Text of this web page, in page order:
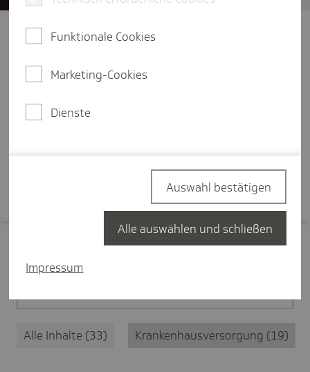
Dafür braucht es eine
medizinischen Anliegens, eine
bessere Koordination.
Alle Inhalte 33 Krankenhausversorgung 19
Funktionale Cookies
Marketing-Cookies
Dienste
Impressum
Auswahl bestätigen
Alle auswählen und schließen